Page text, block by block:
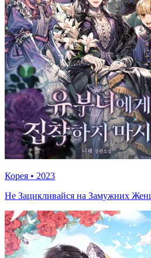
Корея • 2023
Не Зацикливайся на Замужних